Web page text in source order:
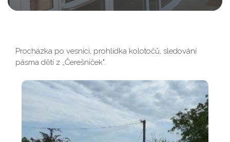
Procházka po vesnici, prohlídka kolotočů, sledování
pásma dětí z „Čerešniček".